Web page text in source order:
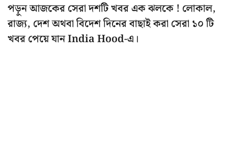
পড়ুন আজকের সেরা দশটি খবর এক ঝলকে ! লোকাল,
রাজ্য, দেশ অথবা বিদেশ দিনের বাছাই করা সেরা ১০ টি
খবর পেয়ে যান India Hood-এ।